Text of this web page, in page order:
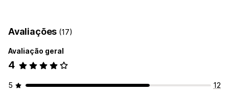
Pesquisa por voz
Excluir resultados
Personalização da apresentação
Reatividade móvel
Navegação
Trilhos Deslocamento infinito
Personalização
Cor e tipo de letra Selos e etiquetas CSS personalizado
Avaliações (17)
Avaliação geral
4
5
12